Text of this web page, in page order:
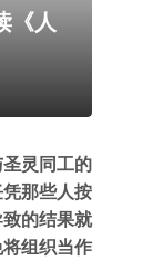
《人
灵同工的
那些人按
的结果就
组织当作